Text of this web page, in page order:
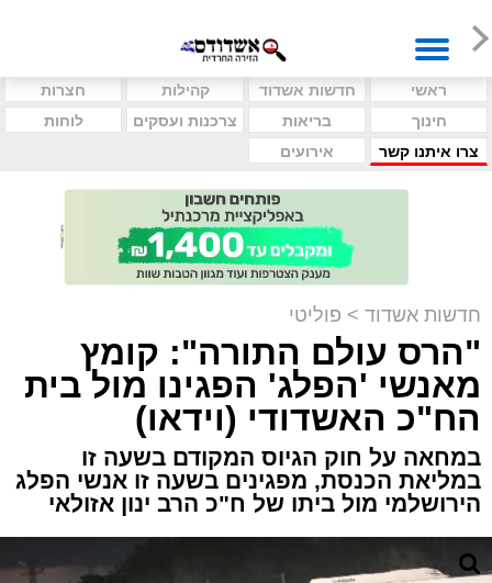
ראשי חדשות אשדוד קהילות
חצרות
חינוך
בריאות צרכנות ועסקים
לוחות
צרו איתנו קשר
אירועים
חדשות אשדוד > פוליטי
"הרס עולם התורה": קומץ
מאנשי 'הפלג' הפגינו מול בית
הח"כ האשדודי (וידאו)
במחאה על חוק הגיוס המקודם בשעה זו
במליאת הכנסת, מפגינים בשעה זו אנשי הפלג
הירושלמי מול ביתו של ח"כ הרב ינון אזולאי